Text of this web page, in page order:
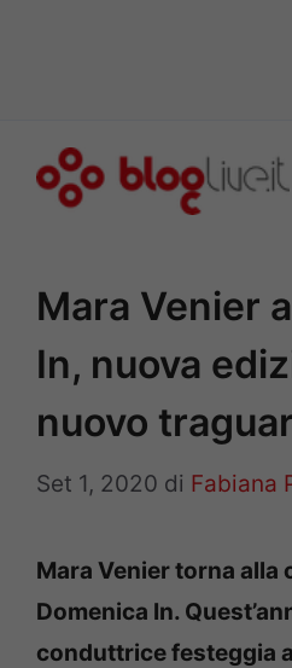
Mara Venier
In, nuova
nuovo
Set 1, 2020 di Fabiana
Mara Venier torna alla
Domenica In.
conduttrice festeggia